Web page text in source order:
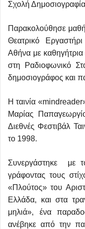
Σχολή
Παρακολούθησε
Θεατρικό
Αθήνα με
στη Ραδιοφωνικό
δημοσιογράφος και
Η ταινία
Μαρίας
Διεθνές Φεστιβάλ
το 1998.
Συνεργάστηκε με
γράφοντας τους
«Πλούτος» του
Ελλάδα, και στα
μηλιά», ένα
ανέβηκε από την